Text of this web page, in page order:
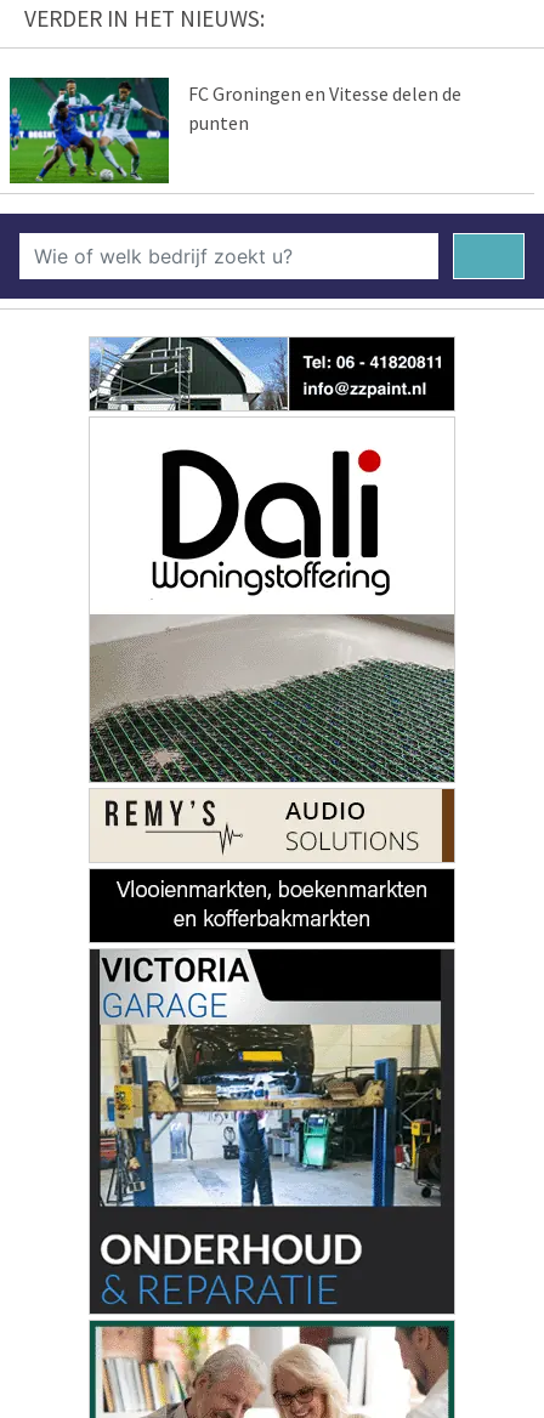
VERDER IN HET NIEUWS:
FC Groningen en Vitesse delen de
punten